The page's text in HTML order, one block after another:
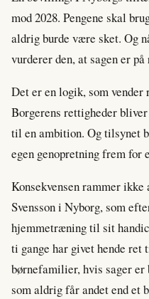
mod 2028. Pengene skal
aldrig burde være sket. Og
vurderer den, at sagen er
Det er en logik, som vender
Borgerens rettigheder
til en ambition. Og tilsynet
egen genopretning frem for
Konsekvensen rammer
Svensson i Nyborg, som
hjemmetræning til sit
ti gange har givet hende
børnefamilier, hvis sager er
som aldrig får andet end et